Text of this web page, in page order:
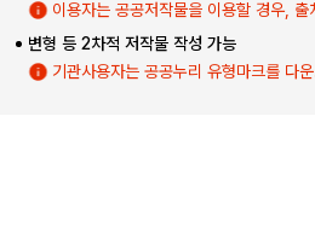
이용자는 공공저작물을 이용할 경우,
변형 등 2차적 저작물 작성 가능
기관사용자는 공공누리 유형마크를 다